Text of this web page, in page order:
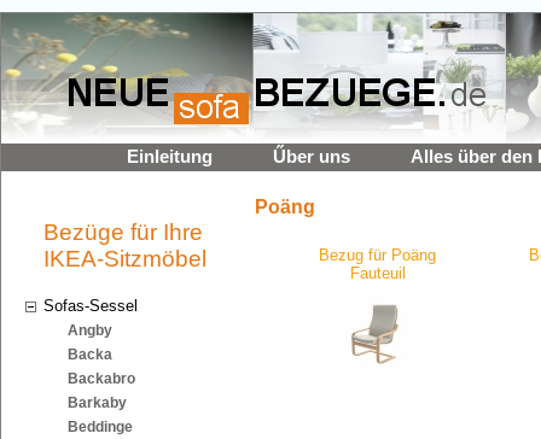
Einleitung Űber uns Alles über den
Bezüge für Ihre
IKEA-Sitzmöbel
Sofas-Sessel
Angby
Backa
Backabro
Barkaby
Beddinge
Poäng
Bezug für Poäng
Fauteuil